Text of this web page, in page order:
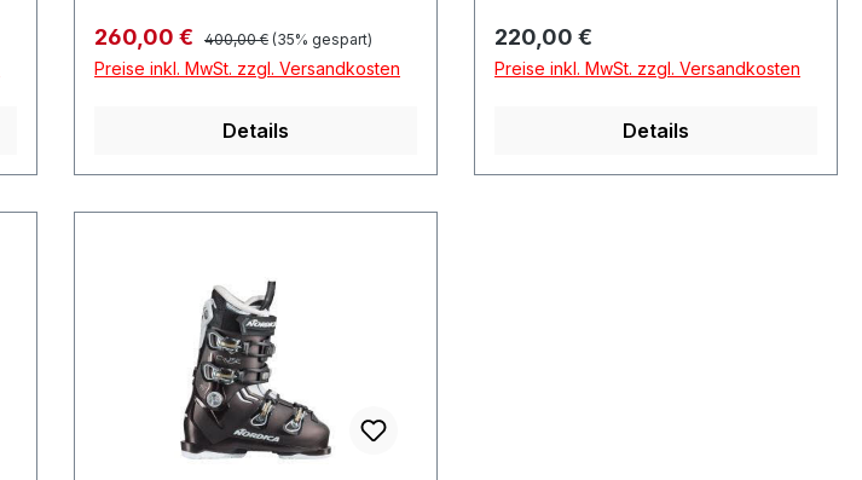
Verkaufspreis:
260,00 € Regulärer Preis:
400,00 € (35% gespart)
Preise inkl. MwSt. zzgl. Versandkosten
Details
Regulärer Preis:
220,00 €
Preise inkl. MwSt. zzgl. Versandkosten
Details